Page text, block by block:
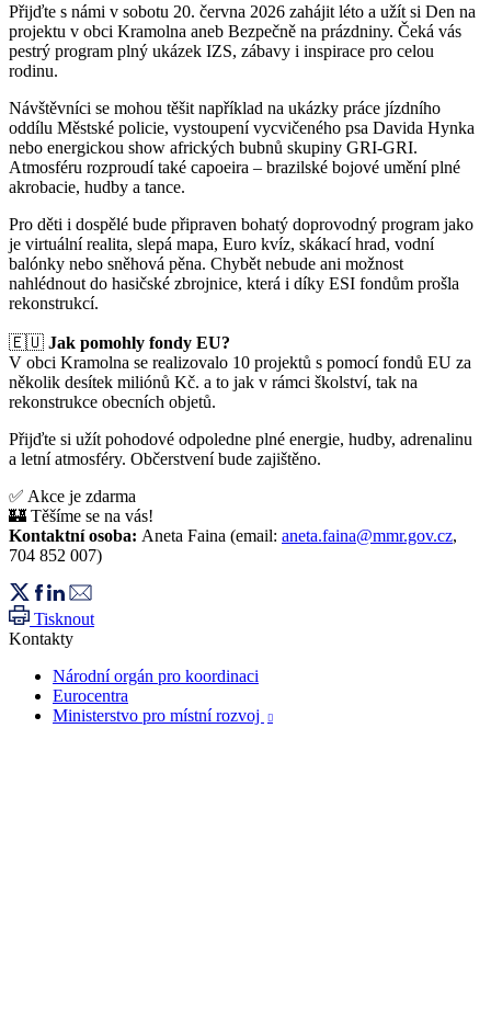
Přijďte s námi v sobotu 20. června 2026 zahájit léto a užít si Den na
projektu v obci Kramolna aneb Bezpečně na prázdniny. Čeká vás
pestrý program plný ukázek IZS, zábavy i inspirace pro celou
rodinu.
Návštěvníci se mohou těšit například na ukázky práce jízdního
oddílu Městské policie, vystoupení vycvičeného psa Davida Hynka
nebo energickou show afrických bubnů skupiny GRI-GRI.
Atmosféru rozproudí také capoeira – brazilské bojové umění plné
akrobacie, hudby a tance.
Pro děti i dospělé bude připraven bohatý doprovodný program jako
je virtuální realita, slepá mapa, Euro kvíz, skákací hrad, vodní
balónky nebo sněhová pěna. Chybět nebude ani možnost
nahlédnout do hasičské zbrojnice, která i díky ESI fondům prošla
rekonstrukcí.
🇪🇺 Jak pomohly fondy EU?
V obci Kramolna se realizovalo 10 projektů s pomocí fondů EU za
několik desítek miliónů Kč. a to jak v rámci školství, tak na
rekonstrukce obecních objetů.
Přijďte si užít pohodové odpoledne plné energie, hudby, adrenalinu
a letní atmosféry. Občerstvení bude zajištěno.
✅ Akce je zdarma
🏰 Těšíme se na vás!
Kontaktní osoba: Aneta Faina (email: aneta.faina@mmr.gov.cz,
704 852 007)
Tisknout
Kontakty
Národní orgán pro koordinaci
Eurocentra
Ministerstvo pro místní rozvoj
